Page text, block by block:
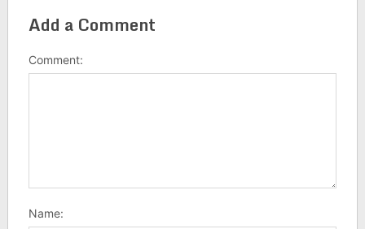
Add a Comment
Comment:
Name: